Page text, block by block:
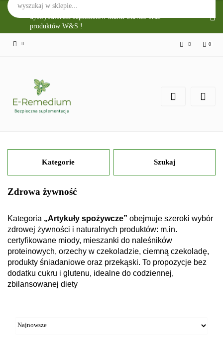
Sklep Internetowy E-Remedium jest głównym
dystrybutorem suplemetów marki Slavito oraz
produktów W&S !
0
Kategorie Szukaj
Zdrowa żywność
Kategoria „Artykuły spożywcze” obejmuje szeroki wybór
zdrowej żywności i naturalnych produktów: m.in.
certyfikowane miody, mieszanki do naleśników
proteinowych, orzechy w czekoladzie, ciemną czekoladę,
produkty śniadaniowe oraz przekąski. To propozycje bez
dodatku cukru i glutenu, idealne do codziennej,
zbilansowanej diety